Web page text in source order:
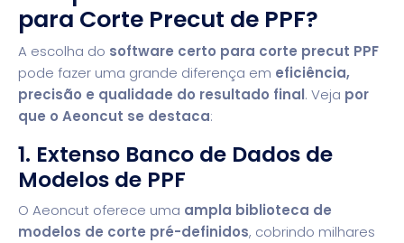
para Corte Precut de PPF?
A escolha do software certo para corte precut PPF
pode fazer uma grande diferença em eficiência,
precisão e qualidade do resultado final. Veja por
que o Aeoncut se destaca:
1. Extenso Banco de Dados de
Modelos de PPF
O Aeoncut oferece uma ampla biblioteca de
modelos de corte pré-definidos, cobrindo milhares